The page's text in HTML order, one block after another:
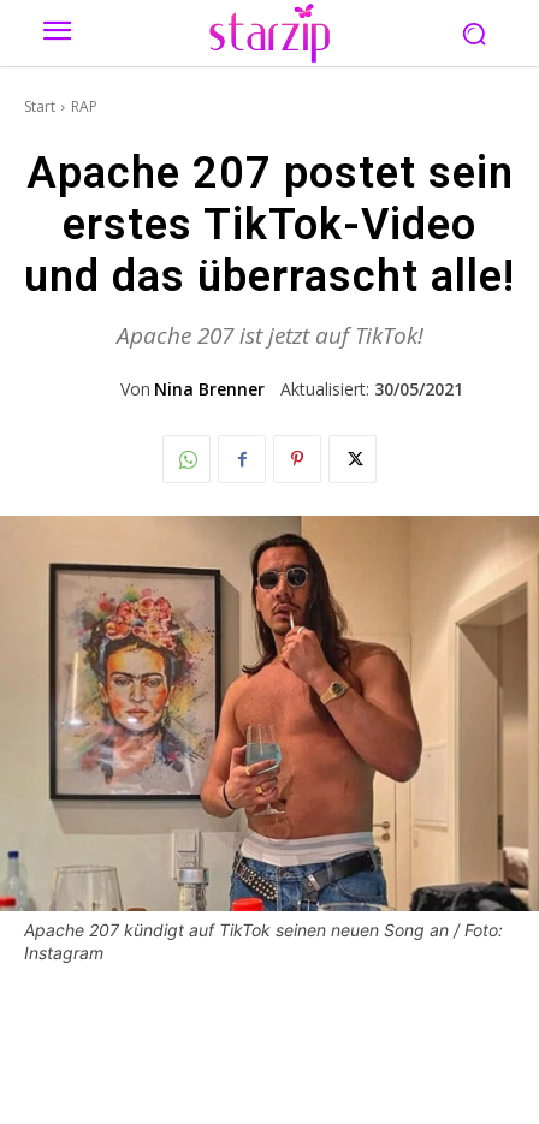
Start RAP
Apache 207 postet sein
erstes TikTok-Video
und das überrascht alle!
Apache 207 ist jetzt auf TikTok!
Von Nina Brenner Aktualisiert: 30/05/2021
Apache 207 kündigt auf TikTok seinen neuen Song an / Foto:
Instagram